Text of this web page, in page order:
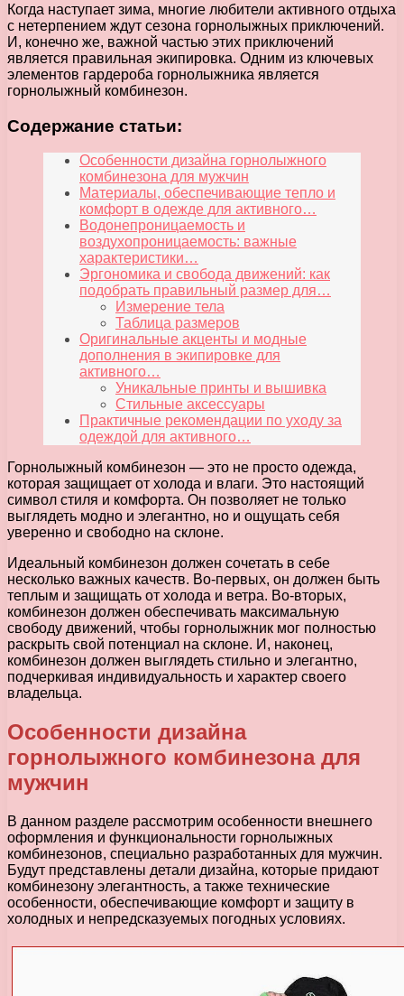
Когда наступает зима, многие любители активного отдыха
с нетерпением ждут сезона горнолыжных приключений.
И, конечно же, важной частью этих приключений
является правильная экипировка. Одним из ключевых
элементов гардероба горнолыжника является
горнолыжный комбинезон.
Содержание статьи:
Особенности дизайна горнолыжного
комбинезона для мужчин
Материалы, обеспечивающие тепло и
комфорт в одежде для активного…
Водонепроницаемость и
воздухопроницаемость: важные
характеристики…
Эргономика и свобода движений: как
подобрать правильный размер для…
Измерение тела
Таблица размеров
Оригинальные акценты и модные
дополнения в экипировке для
активного…
Уникальные принты и вышивка
Стильные аксессуары
Практичные рекомендации по уходу за
одеждой для активного…
Горнолыжный комбинезон — это не просто одежда,
которая защищает от холода и влаги. Это настоящий
символ стиля и комфорта. Он позволяет не только
выглядеть модно и элегантно, но и ощущать себя
уверенно и свободно на склоне.
Идеальный комбинезон должен сочетать в себе
несколько важных качеств. Во-первых, он должен быть
теплым и защищать от холода и ветра. Во-вторых,
комбинезон должен обеспечивать максимальную
свободу движений, чтобы горнолыжник мог полностью
раскрыть свой потенциал на склоне. И, наконец,
комбинезон должен выглядеть стильно и элегантно,
подчеркивая индивидуальность и характер своего
владельца.
Особенности дизайна
горнолыжного комбинезона для
мужчин
В данном разделе рассмотрим особенности внешнего
оформления и функциональности горнолыжных
комбинезонов, специально разработанных для мужчин.
Будут представлены детали дизайна, которые придают
комбинезону элегантность, а также технические
особенности, обеспечивающие комфорт и защиту в
холодных и непредсказуемых погодных условиях.